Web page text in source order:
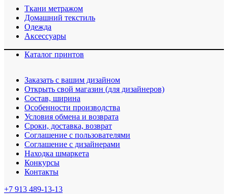
Ткани метражом
Домашний текстиль
Одежда
Аксессуары
Каталог принтов
Заказать с вашим дизайном
Открыть свой магазин (для дизайнеров)
Cостав, ширина
Особенности производства
Условия обмена и возврата
Сроки, доставка, возврат
Соглашение с пользователями
Соглашение с дизайнерами
Находка шмаркета
Конкурсы
Контакты
+7 913 489-13-13